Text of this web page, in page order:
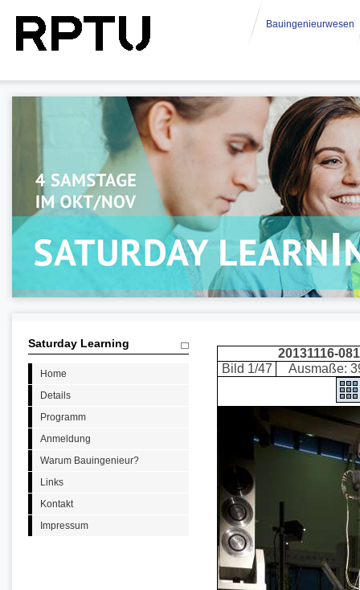
Bauingenieurwesen
Saturday Learning
Home
Details
Programm
Anmeldung
Warum Bauingenieur?
Links
Kontakt
Impressum
20131116-
Bild 1/47
Ausmaße: